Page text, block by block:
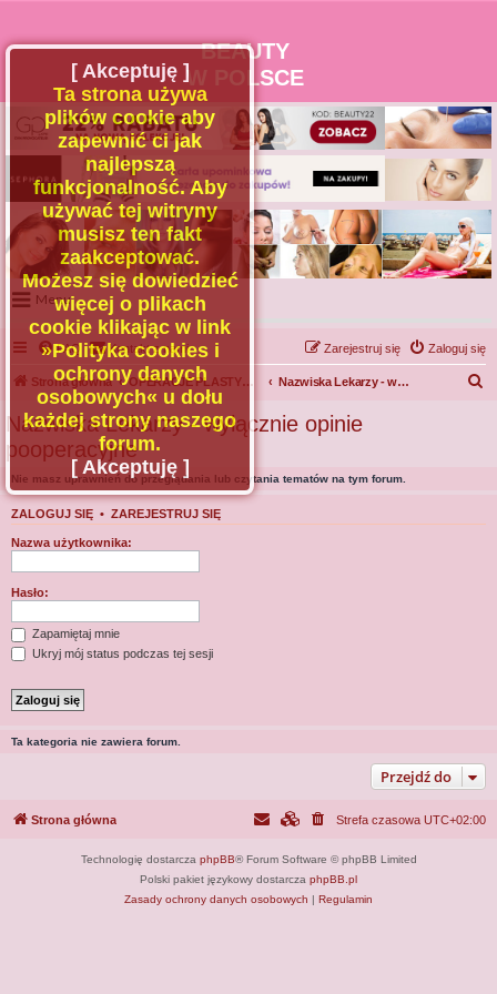
BEAUTY
W POLSCE
Menu
Portal
Facebook
Regulamin
Zapytaj administratora
Kontakt
FAQ Kontakt z nami Zaloguj się
Zarejestruj się
Strona główna OPERACJE PLASTYCZNE - OGÓLNE Nazwiska Lekarzy - wyłącznie opinie pooperacyjne
Nazwiska Lekarzy - wyłącznie opinie
pooperacyjne
Nie masz uprawnień do przeglądania lub czytania tematów na tym forum.
ZALOGUJ SIĘ • ZAREJESTRUJ SIĘ
Nazwa użytkownika:
Hasło:
Zapamiętaj mnie
Ukryj mój status podczas tej sesji
Ta kategoria nie zawiera forum.
Przejdź do
[ Akceptuję ]
Ta strona używa
plików cookie aby
zapewnić ci jak
najlepszą
funkcjonalność. Aby
używać tej witryny
musisz ten fakt
zaakceptować.
Możesz się dowiedzieć
więcej o plikach
cookie klikając w link
»Polityka cookies i
ochrony danych
osobowych« u dołu
każdej strony naszego
forum.
[ Akceptuję ]
Strona główna Strefa czasowa UTC+02:00
Technologię dostarcza phpBB® Forum Software © phpBB Limited
Polski pakiet językowy dostarcza phpBB.pl
Zasady ochrony danych osobowych | Regulamin